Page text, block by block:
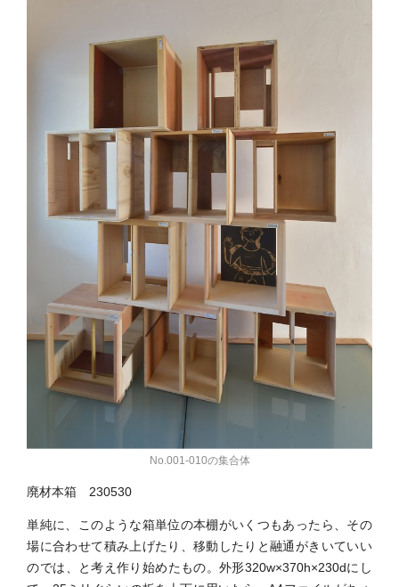
No.001-010の集合体
廃材本箱 230530
単純に、このような箱単位の本棚がいくつもあったら、その
場に合わせて積み上げたり、移動したりと融通がきいていい
のでは、と考え作り始めたもの。外形320w×370h×230dにし